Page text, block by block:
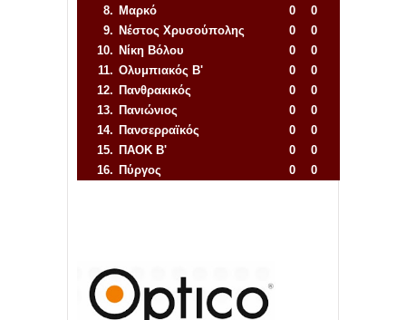
8. Μαρκό 0
0
9. Νέστος Χρυσούπολης 0
0
10. Νίκη Βόλου 0
0
11. Ολυμπιακός Β' 0
0
12. Πανθρακικός 0
0
13. Πανιώνιος 0
0
14. Πανσερραϊκός 0
0
15. ΠΑΟΚ Β' 0
0
16. Πύργος 0
0